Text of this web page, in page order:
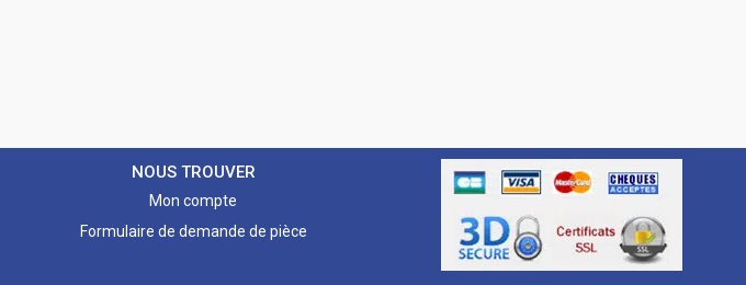
NOUS TROUVER
Mon compte
Formulaire de demande de pièce